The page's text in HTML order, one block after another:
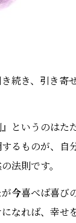
続き、引き寄
』というのはた
るものが、自
法則です。
今喜べば喜び
なれば、幸せ